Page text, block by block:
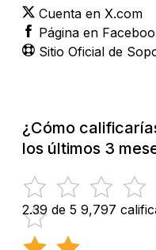
Cuenta en X.com
Página en
Sitio Oficial de
¿Cómo
los últimos 3
2.39 de 5 9,797